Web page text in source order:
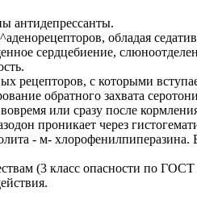
антидепрессанты.
обладая
сердцебиение,
с которыми
обратного захвата
или сразу после
проникает через
- м-
(3 класс опасности по ГОСТ